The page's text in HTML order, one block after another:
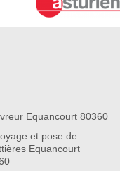
en
confier cette tâche à un
couvreurs de notre
Equancourt 80360
et pose de
Equancourt